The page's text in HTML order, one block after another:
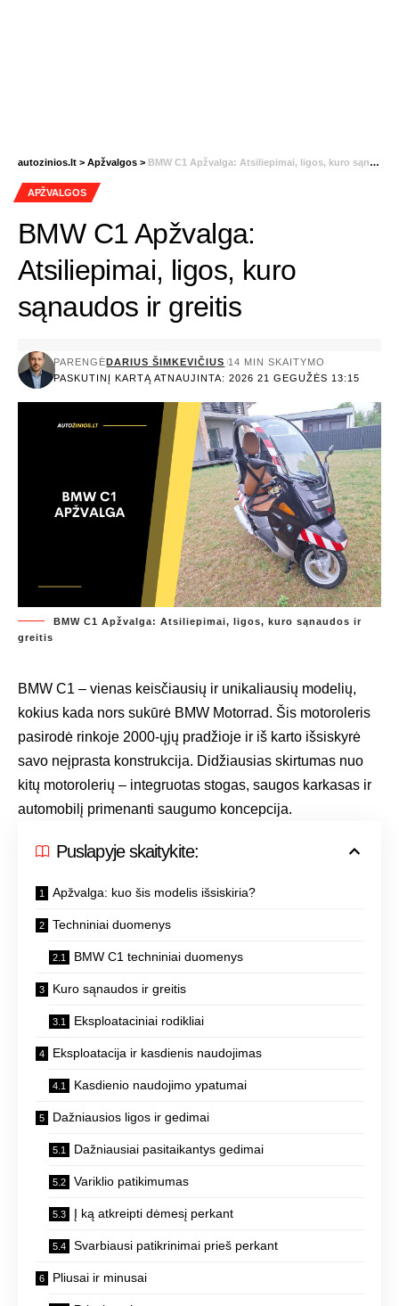
autozinios.lt > Apžvalgos > BMW C1 Apžvalga: Atsiliepimai, ligos, kuro sąnaudos ir greitis
APŽVALGOS
BMW C1 Apžvalga:
Atsiliepimai, ligos, kuro
sąnaudos ir greitis
PASKUTINĮ KARTĄ ATNAUJINTA: 2026 21 GEGUŽĖS 13:15
PARENGĖ DARIUS ŠIMKEVIČIUS 14 MIN SKAITYMO
BMW C1 Apžvalga: Atsiliepimai, ligos, kuro sąnaudos ir
greitis
BMW C1 – vienas keisčiausių ir unikaliausių modelių,
kokius kada nors sukūrė BMW Motorrad. Šis motoroleris
pasirodė rinkoje 2000-ųjų pradžioje ir iš karto išsiskyrė
savo neįprasta konstrukcija. Didžiausias skirtumas nuo
kitų motorolerių – integruotas stogas, saugos karkasas ir
automobilį primenanti saugumo koncepcija.
Puslapyje skaitykite:
Apžvalga: kuo šis modelis išsiskiria?
Techniniai duomenys
BMW C1 techniniai duomenys
Kuro sąnaudos ir greitis
Eksploataciniai rodikliai
Eksploatacija ir kasdienis naudojimas
Kasdienio naudojimo ypatumai
Dažniausios ligos ir gedimai
Dažniausiai pasitaikantys gedimai
Variklio patikimumas
Į ką atkreipti dėmesį perkant
Svarbiausi patikrinimai prieš perkant
Pliusai ir minusai